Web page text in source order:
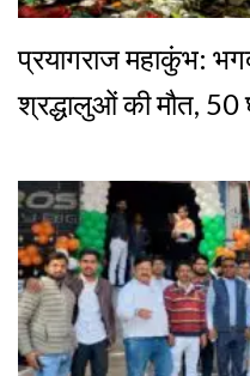
प्रयागराज महाकुंभ:
श्रद्धालुओं की मौत, 50